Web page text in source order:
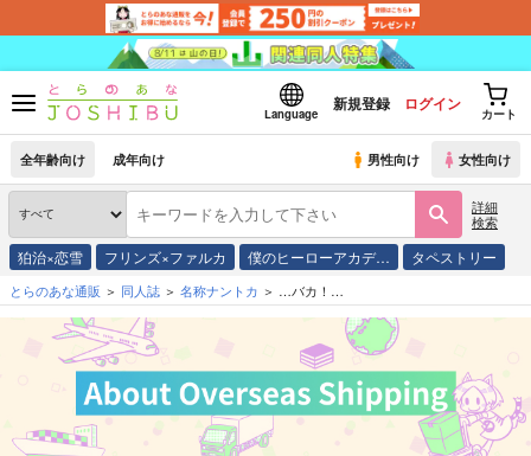
Language
新規登録 ログイン
カート
全年齢向け 成年向け 男性向け 女性向け
詳細
検索
狛治×恋雪 フリンズ×ファルカ 僕のヒーローアカデ… タペストリー
とらのあな通販 同人誌 名称ナントカ …バカ！…